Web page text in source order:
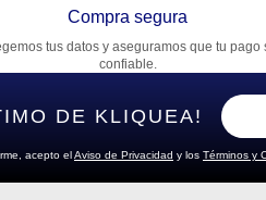
Escribe un comentario
Compra segura
tus datos y aseguramos que tu pago
confiable.
DE KLIQUEA!
acepto elAviso de Privacidad y los Términos y